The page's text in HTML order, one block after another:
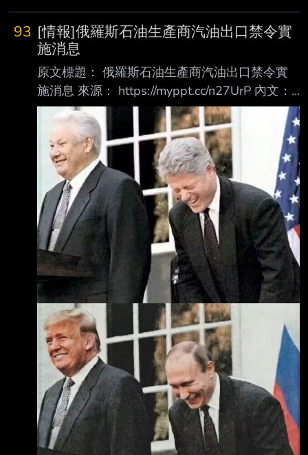
93 [情報]俄羅斯石油生產商汽油出口禁令實
施消息
原文標題： 俄羅斯石油生產商汽油出口禁令實
施消息 來源： https://myppt.cc/n27UrP 內文：
2026.03.28 據塔斯社：俄羅斯已決定自4月1日
起對本國石油生產商實施汽油出口禁令，爲期6
個月。 心得： 還得是你俄羅斯 趁你病要你命 川
普不是跟蚵嗲很好嗎 怎麼這樣子 看這場通脹很
難壓下來了 ----- Sent from JPTT on my Google
Pixel 7 Pro. --